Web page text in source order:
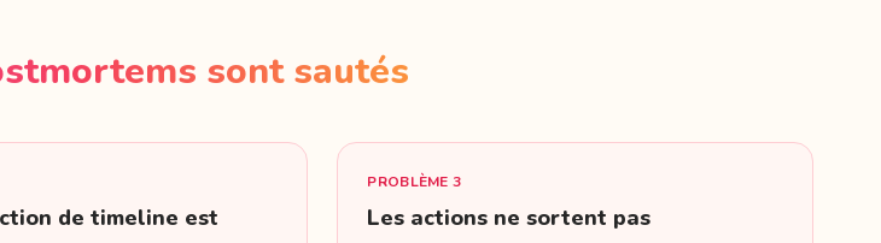
sont sautés
de timeline est
PROBLÈME 3
Les actions ne sortent pas